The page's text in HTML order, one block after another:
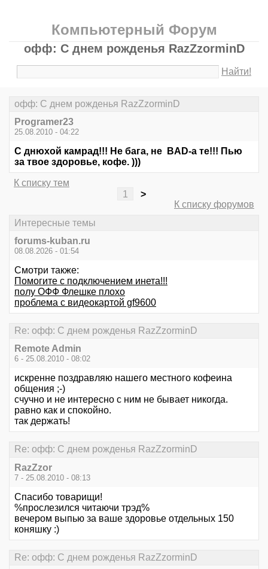
Компьютерный Форум
офф: С днем рожденья RazZzorminD
Найти!
офф: С днем рожденья RazZzorminD
Programer23
25.08.2010 - 04:22
С днюхой камрад!!! Не бага, не BAD-а те!!! Пью
за твое здоровье, кофе. )))
К списку тем
1
>
К списку форумов
Интересные темы
forums-kuban.ru
08.08.2026 - 01:54
Смотри также:
Помогите с подключением инета!!!
полу ОФФ Флешке плохо
проблема с видеокартой gf9600
Re: офф: С днем рожденья RazZzorminD
Remote Admin
6 - 25.08.2010 - 08:02
искренне поздравляю нашего местного кофеина
общения ;-)
счучно и не интересно с ним не бывает никогда.
равно как и спокойно.
так держать!
Re: офф: С днем рожденья RazZzorminD
RazZzor
7 - 25.08.2010 - 08:13
Спасибо товарищи!
%прослезился читаючи трэд%
вечером выпью за ваше здоровье отдельных 150
коняшку :)
Re: офф: С днем рожденья RazZzorminD